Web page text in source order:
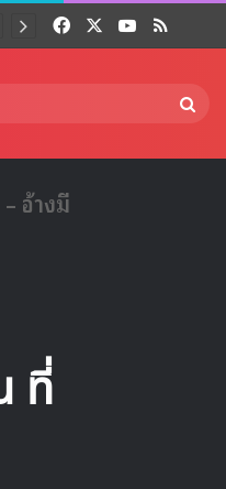
FacebookYouTube
RSS
อ้างมี
ที่